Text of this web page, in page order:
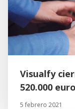
Visualfy
520.000
5 febrero 2021